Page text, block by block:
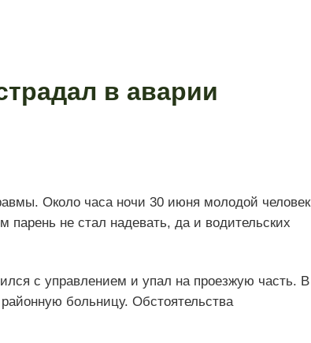
в аварии
Около часа ночи 30 июня молодой человек
не стал надевать, да и водительских
с управлением и упал на проезжую часть. В
больницу. Обстоятельства